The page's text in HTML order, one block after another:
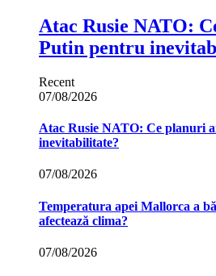
Atac Rusie NATO:
Putin pentru
Recent
07/08/2026
Atac Rusie NATO: Ce planuri
inevitabilitate?
07/08/2026
Temperatura apei Mallorca a
afectează clima?
07/08/2026